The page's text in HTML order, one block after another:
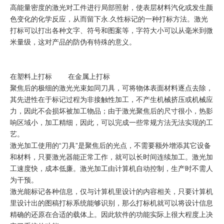
高能量密度的激光对工件进行局部照射，使表层材料汽化或发生颜
色变化的化学反应，从而留下永.久性标记的一种打标方法。激光
打标可以打出各种文字、符号和图案等，字符大小可以从毫米到微
米量级，这对产品的防伪有特殊的意义。
在塑料上打标 在金属上打标
聚焦后的极细的激光光束如同刀具，可将物体表面材料逐点去除，
其先进性在于标记过程为非接触性加工，不产生机械挤压或机械应
力，因此不会损坏被加工物品；由于激光聚焦后的尺寸很小，热影
响区域小，加工精细，因此，可以完成一些常规方法无法实现的工
艺。
激光加工使用的“刀具”是聚焦后的光点，不需要额外增添其它设备
和材料，只要激光器能正常工作，就可以长时间连续加工。激光加
工速度快，成本低廉。激光加工由计算机自动控制，生产时不需人
为干预。
激光能标记各种信息，仅与计算机里设计的内容相关，只要计算机
里设计出的图稿打标系统能够识别，那么打标机就可以将设计信息
精确的还原在合适的载体上。因此软件的功能实际上很大程度上决